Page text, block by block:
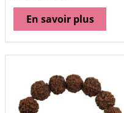
En savoir plus